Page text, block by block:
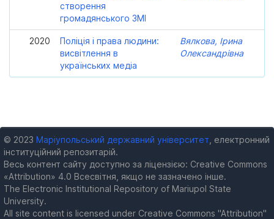
створення
громадянського ЗМІ
2020
Поліція і права людини:
висвітлення в
українських медіа
Вялкова, Ірина
Олександрівна
© 2023 Маріупольський державний університет , електронний
інституційний репозитарій.
Весь контент сайту доступно за ліцензією: Creative Commons
«Attribution» 4.0 Всесвітня, якщо не зазначено інше.
The Electronic Institutional Repository of Mariupol State
University.
All site content is licensed under Creative Commons "Attribution"